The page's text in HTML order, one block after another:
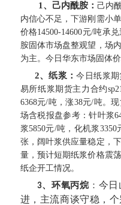
1、己内酰胺： 己内
内信心不足，下游刚需小
价格14500-14600元/吨承
胺固体市场盘整观望，场
为主。今日华东市场固体价
2、纸浆 ：今日纸浆
易所纸浆期货主力合约
6368元/吨，涨38元/吨。
场含税报盘参考：针叶浆
浆5850元/吨，化机浆
张，阔叶浆供应量稳定，
量，预计短期纸浆价格震
纸企开工情况。
3、环氧丙烷： 今日
进，主流商谈守稳，